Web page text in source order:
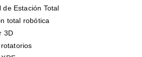
de Estación Total
total robótica
3D